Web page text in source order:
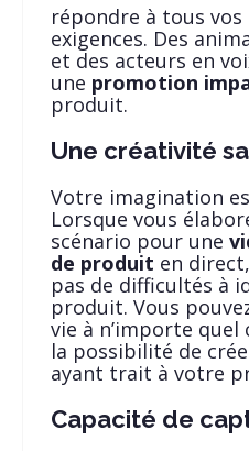
répondre à tous
exigences. Des
et des acteurs en
une promotion
produit.
Une créativité
Votre imagination
Lorsque vous
scénario pour une
de produit en
pas de difficultés à
produit. Vous
vie à n’importe quel
la possibilité de
ayant trait à votre
Capacité de